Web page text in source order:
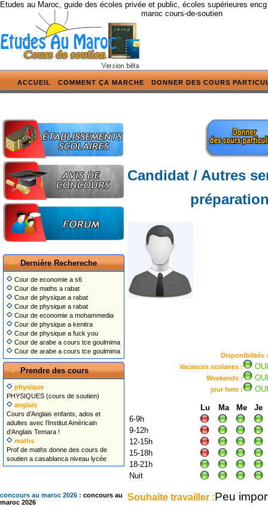
Etudes au Maroc, guide des écoles privée et public, écoles supérieures
maroc cours-de-soutien
ACCUEIL COMMENT ÇA MARCHE DONNER DES COURS
Dernière Rechereche
Cour de economie a s6
Cour de maths a rabat
Cour de physique a rabat
Cour de physique a rabat
Cour de economie a mohammedia
Cour de physique a kenitra
Cour de physique a fuck you
Cour de arabe a cours tce goulmima
Cour de arabe a cours tce goulmima
Prendre des cours
physique
PHYSIQUES (cours de soutien)
anglais
Cours d’Anglais enfants, ados et
adultes avec l’Institut Américain
d’Anglais Temara !
maths
Prof de maths donne des cours de
soutien a casablanca niveau lycée
concours au maroc 2026 : concours au
maroc 2026
Candidat / Autres
Disponibilités :
Vacances scolaires :
OUI
Weekends : OUI
jour ferie : OUI
Lu Ma Me
Je
6-9h
9-12h
12-15h
15-18h
18-21h
Nuit
Souhaite travailler :Peu